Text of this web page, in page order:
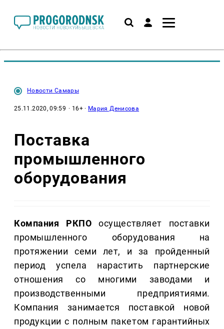
Новости Самары
25.11.2020, 09:59 · 16+ · Мария Денисова
Поставка
промышленного
оборудования
Компания РКПО осуществляет поставки
промышленного оборудования на
протяжении семи лет, и за пройденный
период успела нарастить партнерские
отношения со многими заводами и
производственными предприятиями.
Компания занимается поставкой новой
продукции с полным пакетом гарантийных